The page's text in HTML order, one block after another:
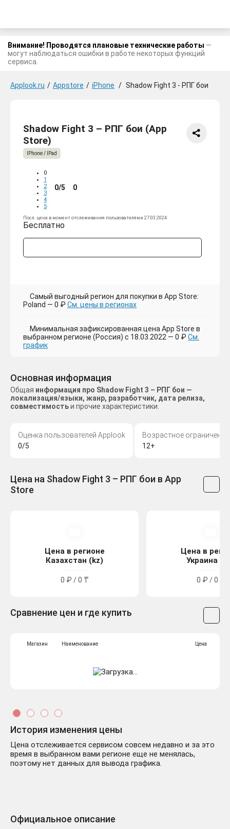
Внимание! Проводятся плановые технические работы —
могут наблюдаться ошибки в работе некоторых функций
сервиса.
Applook.ru / Appstore / iPhone / Shadow Fight 3 - РПГ бои
Shadow Fight 3 – РПГ бои (App
Store)
IPhone / IPad
0
1
2
3
4
5
0/5 0
Посл. цена в момент отслеживания пользователями 27.03.2024
Бесплатно
Самый выгодный регион для покупки в App Store:
Poland — 0 ₽ См. цены в регионах
Минимальная зафиксированная цена App Store в
выбранном регионе (Россия) с 18.03.2022 — 0 ₽ См.
график
Основная информация
Общая информация про Shadow Fight 3 – РПГ бои —
локализация/языки, жанр, разработчик, дата релиза,
совместимостьи прочие характеристики.
Оценка пользователей Applook
0/5
Возрастное ограничение
12+
Цена на Shadow Fight 3 – РПГ бои в App
Store
Цена в регионе
Казахстан (kz)
0 ₽ / 0 ₸
Цена в
Украина
0 ₽ / 0 ₴
Сравнение цен и где купить
Магазин Наименование Цена
История изменения цены
Цена отслеживается сервисом совсем недавно и за это
время в выбранном вами регионе еще не менялась,
поэтому нет данных для вывода графика.
Официальное описание